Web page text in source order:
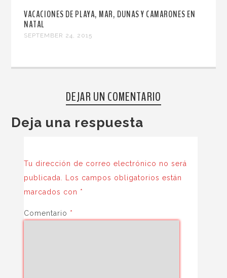
VACACIONES DE PLAYA, MAR, DUNAS Y CAMARONES EN
NATAL
SEPTEMBER 24, 2015
DEJAR UN COMENTARIO
Deja una respuesta
Tu dirección de correo electrónico no será
publicada. Los campos obligatorios están
marcados con *
Comentario *